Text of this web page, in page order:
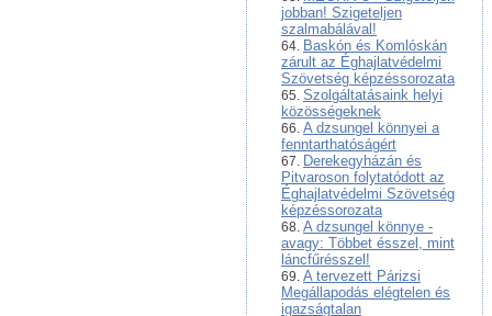
jobban! Szigeteljen
szalmabálával!
Baskón és Komlóskán
zárult az Éghajlatvédelmi
Szövetség képzéssorozata
Szolgáltatásaink helyi
közösségeknek
A dzsungel könnyei a
fenntarthatóságért
Derekegyházán és
Pitvaroson folytatódott az
Éghajlatvédelmi Szövetség
képzéssorozata
A dzsungel könnye -
avagy: Többet ésszel, mint
láncfűrésszel!
A tervezett Párizsi
Megállapodás elégtelen és
igazságtalan